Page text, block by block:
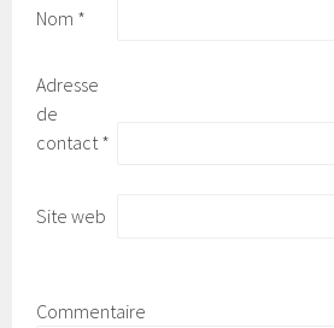
Nom *
Adresse
de
contact *
Site web
Commentaire